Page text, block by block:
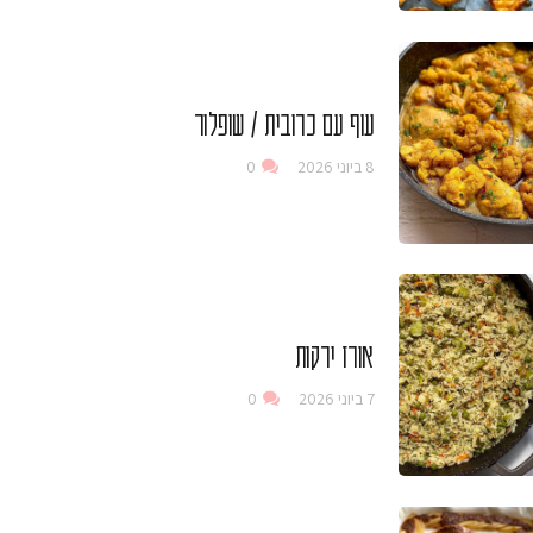
עוף עם כרובית / שופלור
8 ביוני 2026 0
אורז ירקות
7 ביוני 2026 0